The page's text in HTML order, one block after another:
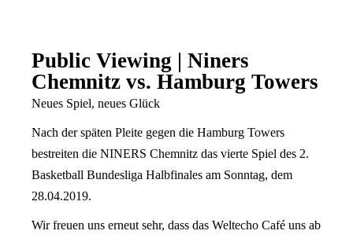
Public Viewing | Niners
Chemnitz vs. Hamburg Towers
Neues Spiel, neues Glück
Nach der späten Pleite gegen die Hamburg Towers
bestreiten die NINERS Chemnitz das vierte Spiel des 2.
Basketball Bundesliga Halbfinales am Sonntag, dem
28.04.2019.
Wir freuen uns erneut sehr, dass das Weltecho Café uns ab